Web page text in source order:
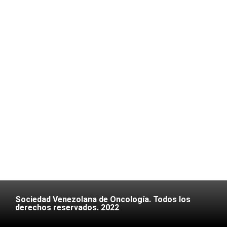
Sociedad Venezolana de Oncología. Todos los
derechos reservados. 2022